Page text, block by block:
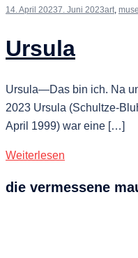
14. April 20237. Juni 2023art,
Ursula
Ursula—Das bin ich. Na
2023 Ursula (Schultze-
April 1999) war eine […]
Weiterlesen
die vermessene